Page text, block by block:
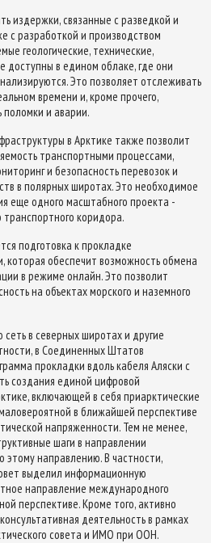
издержки, связанные с разведкой и
с разработкой и производством
геологические, технические,
доступны в едином облаке, где они
Это позволяет отслеживать
времени и, кроме прочего,
и аварии.
в Арктике также позволит
транспортными процессами,
и безопасность перевозок и
в полярных широтах. Это необходимое
еще одного масштабного проекта -
транспортного коридора.
подготовка к прокладке
которая обеспечит возможность обмена
в режиме онлайн. Это позволит
на объектах морского и наземного
в северных широтах и другие
в Соединенных Штатов
прокладки вдоль кабеля Аляски с
создания единой цифровой
включающей в себя приарктические
в ближайшей перспективе
напряженности. Тем не менее,
шаги в направлении
этому направлению. В частности,
выделил информационную
направление международного
перспективе. Кроме того, активно
деятельность в рамках
совета и ИМО при ООН.